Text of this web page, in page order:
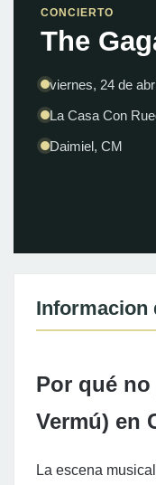
CONCIERTO
The
viernes, 24 de
La Casa Con
Daimiel, CM
Informacion
Por qué
Vermú) en
La escena